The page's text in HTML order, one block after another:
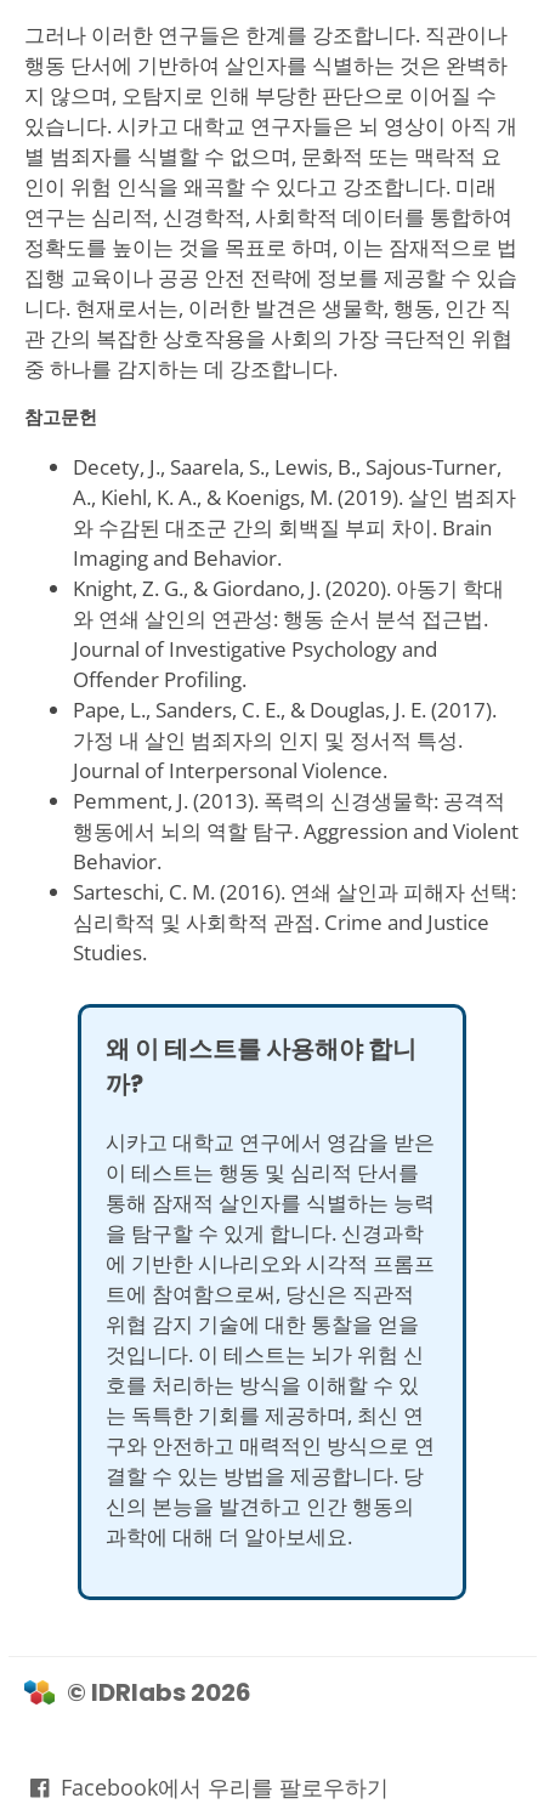
그러나 이러한 연구들은 한계를 강조합니다. 직관이나
행동 단서에 기반하여 살인자를 식별하는 것은 완벽하
지 않으며, 오탐지로 인해 부당한 판단으로 이어질 수
있습니다. 시카고 대학교 연구자들은 뇌 영상이 아직 개
별 범죄자를 식별할 수 없으며, 문화적 또는 맥락적 요
인이 위험 인식을 왜곡할 수 있다고 강조합니다. 미래
연구는 심리적, 신경학적, 사회학적 데이터를 통합하여
정확도를 높이는 것을 목표로 하며, 이는 잠재적으로 법
집행 교육이나 공공 안전 전략에 정보를 제공할 수 있습
니다. 현재로서는, 이러한 발견은 생물학, 행동, 인간 직
관 간의 복잡한 상호작용을 사회의 가장 극단적인 위협
중 하나를 감지하는 데 강조합니다.
참고문헌
Decety, J., Saarela, S., Lewis, B., Sajous-Turner,
A., Kiehl, K. A., & Koenigs, M. (2019). 살인 범죄자
와 수감된 대조군 간의 회백질 부피 차이. Brain
Imaging and Behavior.
Knight, Z. G., & Giordano, J. (2020). 아동기 학대
와 연쇄 살인의 연관성: 행동 순서 분석 접근법.
Journal of Investigative Psychology and
Offender Profiling.
Pape, L., Sanders, C. E., & Douglas, J. E. (2017).
가정 내 살인 범죄자의 인지 및 정서적 특성.
Journal of Interpersonal Violence.
Pemment, J. (2013). 폭력의 신경생물학: 공격적
행동에서 뇌의 역할 탐구. Aggression and Violent
Behavior.
Sarteschi, C. M. (2016). 연쇄 살인과 피해자 선택:
심리학적 및 사회학적 관점. Crime and Justice
Studies.
왜 이 테스트를 사용해야 합니
까?
시카고 대학교 연구에서 영감을 받은
이 테스트는 행동 및 심리적 단서를
통해 잠재적 살인자를 식별하는 능력
을 탐구할 수 있게 합니다. 신경과학
에 기반한 시나리오와 시각적 프롬프
트에 참여함으로써, 당신은 직관적
위협 감지 기술에 대한 통찰을 얻을
것입니다. 이 테스트는 뇌가 위험 신
호를 처리하는 방식을 이해할 수 있
는 독특한 기회를 제공하며, 최신 연
구와 안전하고 매력적인 방식으로 연
결할 수 있는 방법을 제공합니다. 당
신의 본능을 발견하고 인간 행동의
과학에 대해 더 알아보세요.
© IDRlabs 2026
Facebook에서 우리를 팔로우하기